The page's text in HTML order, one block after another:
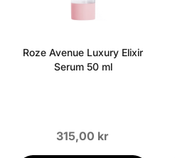
Roze Avenue Luxury Elixir
Serum 50 ml
315,00 kr